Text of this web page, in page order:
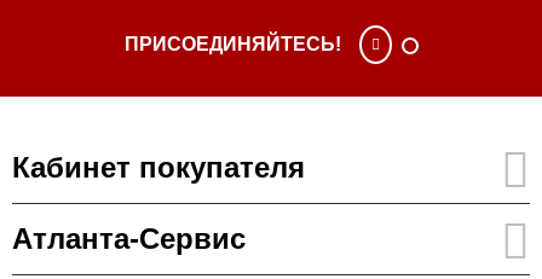
ПРИСОЕДИНЯЙТЕСЬ!
Кабинет покупателя
Атланта-Сервис